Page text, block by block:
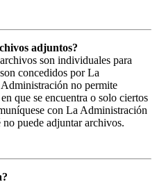
adjuntos?
son individuales para
concedidos por La
no permite
que se encuentra o solo ciertos
con La Administración
puede adjuntar archivos.